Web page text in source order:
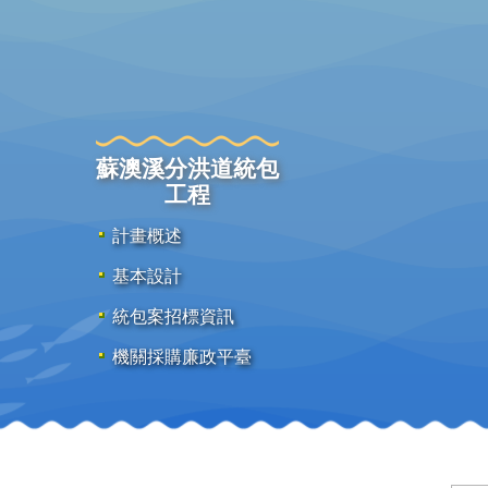
蘇澳溪分洪道統包
工程
計畫概述
基本設計
統包案招標資訊
機關採購廉政平臺